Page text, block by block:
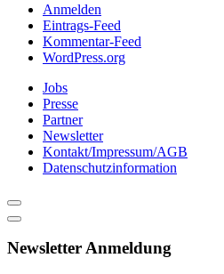
Anmelden
Eintrags-Feed
Kommentar-Feed
WordPress.org
Jobs
Presse
Partner
Newsletter
Kontakt/Impressum/AGB
Datenschutzinformation
Newsletter Anmeldung